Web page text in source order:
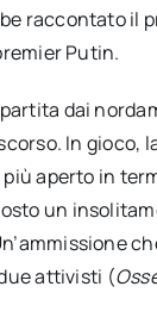
raccontato il
Putin.
dai
In gioco,
aperto in
un
attivisti (